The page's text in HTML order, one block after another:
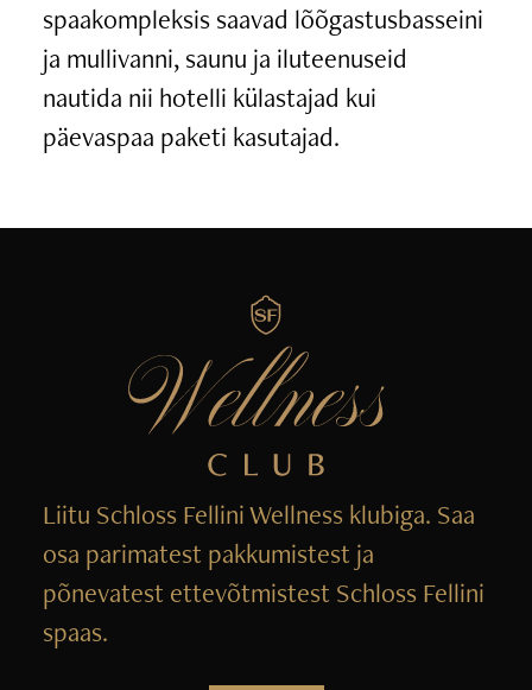
spaakompleksis saavad lõõgastusbasseini
ja mullivanni, saunu ja iluteenuseid
nautida nii hotelli külastajad kui
päevaspaa paketi kasutajad.
Liitu Schloss Fellini Wellness klubiga. Saa
osa parimatest pakkumistest ja
põnevatest ettevõtmistest Schloss Fellini
spaas.